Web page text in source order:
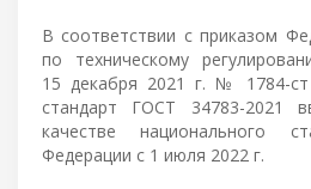
В соответствии с приказом
по техническому
15 декабря 2021 г. № 1784-ст
стандарт ГОСТ 34783-2021
качестве национального
Федерации с 1 июля 2022 г.